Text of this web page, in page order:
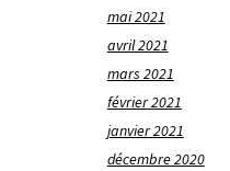
mai 2021
avril 2021
mars 2021
février 2021
janvier 2021
décembre 2020